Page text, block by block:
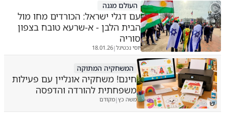
העולם מגנה
עם דגלי ישראל: הכורדים מחו מול
הבית הלבן - א-שרעא טובח בצפון
סוריה
יוסי נכטיגל|
18.01.26
ש
המשחקיה המתוקה
חינם! משחקיה אונליין עם פעילות
משפחתית להורדה והדפסה
משה כץ|מקודם